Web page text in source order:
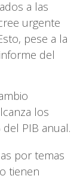
a las
urgente
pese a la
del
los
PIB anual.
por temas
tienen